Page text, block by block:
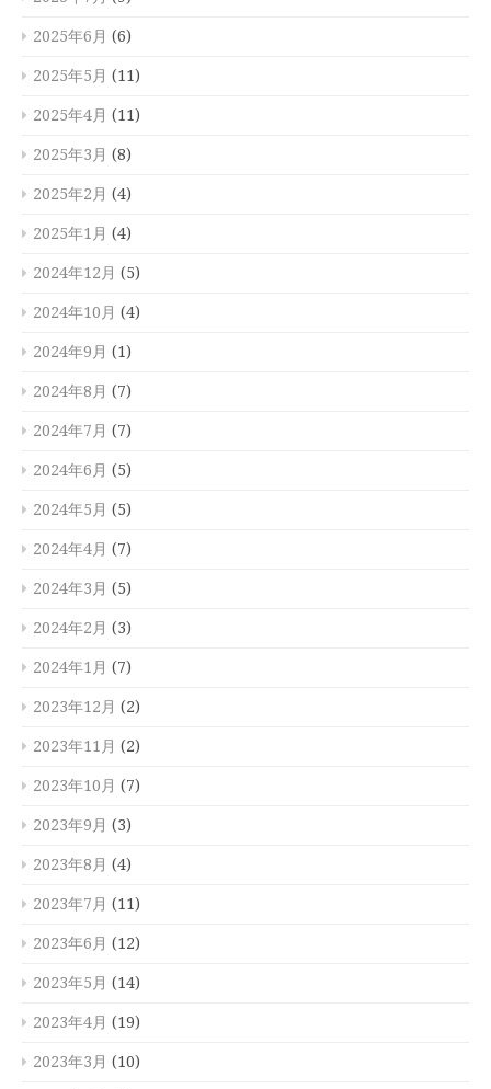
2025年6月 (6)
2025年5月 (11)
2025年4月 (11)
2025年3月 (8)
2025年2月 (4)
2025年1月 (4)
2024年12月 (5)
2024年10月 (4)
2024年9月 (1)
2024年8月 (7)
2024年7月 (7)
2024年6月 (5)
2024年5月 (5)
2024年4月 (7)
2024年3月 (5)
2024年2月 (3)
2024年1月 (7)
2023年12月 (2)
2023年11月 (2)
2023年10月 (7)
2023年9月 (3)
2023年8月 (4)
2023年7月 (11)
2023年6月 (12)
2023年5月 (14)
2023年4月 (19)
2023年3月 (10)